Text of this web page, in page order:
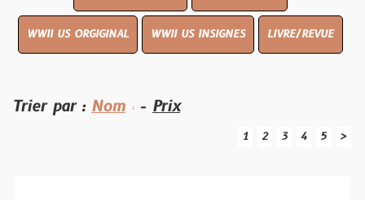
WWII US ORGIGINAL WWII US INSIGNES LIVRE/REVUE
Trier par : Nom - Prix
1 2 3 4 5 >